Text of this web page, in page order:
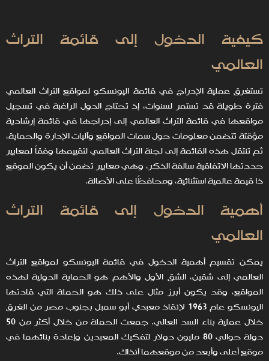
كيفية الدخول إلى قائمة التراث
العالمي
تستغرق عملية الإدراج في قائمة اليونسكو لمواقع التراث العالمي
فترة طويلة قد تستمر لسنوات، إذ تحتاج الدول الراغبة في تسجيل
مواقعها في قائمة التراث العالمي إلى إدراجها في قائمة إرشادية
مؤقتة تتضمن معلومات حول سمات المواقع وآليات الإدارة والحماية،
ثم تنتقل هذه القائمة إلى لجنة التراث العالمي لتقييمها وفقاً لمعايير
حددتها الاتفاقية سالفة الذكر، وهي معايير تضمن أن يكون الموقع
ذا قيمة عالمية استثنائية، ومحافظًا على الأصالة.
أهمية الدخول إلى قائمة التراث
العالمي
يمكن تقسيم أهمية الدخول في قائمة اليونسكو لمواقع التراث
العالمي إلى شقين، الشق الأول والأهم هو الحماية الدولية لهذه
المواقع، وقد يكون أبرز مثال على ذلك هو الحملة التي قادتها
اليونسكو عام 1963 لإنقاذ معبدي أبو سمبل بجنوب مصر من الغرق
خلال عملية بناء السد العالي. جمعت الحملة من خلال أكثر من 50
دولة حوالي 80 مليون دولار لتفكيك المعبدين وإعادة بنائهما في
موقع أعلى وأبعد من موقعهما آنذاك.